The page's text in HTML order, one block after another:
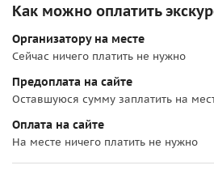
Как можно оплатить
Организатору на месте
Сейчас ничего платить не нужно
Предоплата на сайте
Оставшуюся сумму заплатить на
Оплата на сайте
На месте ничего платить не нужно